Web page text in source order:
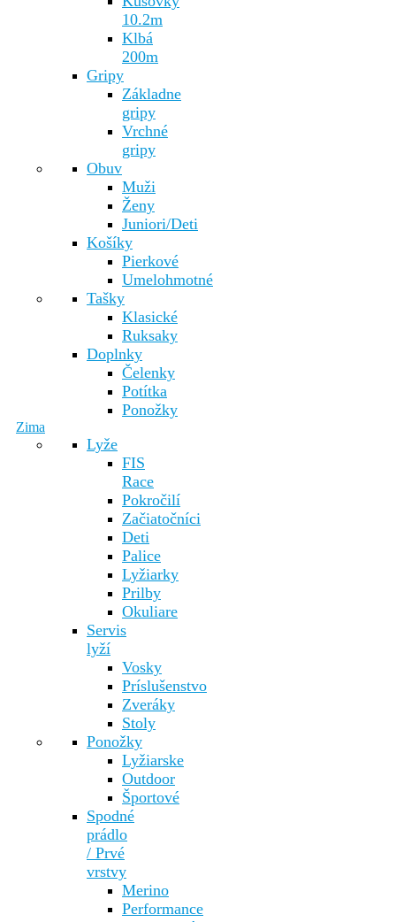
10.2m
Klbá
200m
Gripy
Základne
gripy
Vrchné
gripy
Obuv
Muži
Ženy
Juniori/Deti
Košíky
Pierkové
Umelohmotné
Tašky
Klasické
Ruksaky
Doplnky
Čelenky
Potítka
Ponožky
Zima
Lyže
FIS
Race
Pokročilí
Začiatočníci
Deti
Palice
Lyžiarky
Prilby
Okuliare
Servis
lyží
Vosky
Príslušenstvo
Zveráky
Stoly
Ponožky
Lyžiarske
Outdoor
Športové
Spodné
prádlo
/ Prvé
vrstvy
Merino
Performance